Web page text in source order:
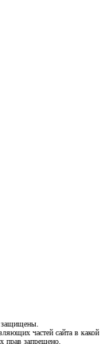
частей сайта в какой
прав запрещено.